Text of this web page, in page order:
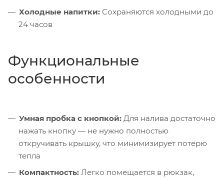
Холодные напитки: Сохраняются холодными до
24 часов
Функциональные
особенности
Умная пробка с кнопкой: Для налива достаточно
нажать кнопку — не нужно полностью
откручивать крышку, что минимизирует потерю
тепла
Компактность: Легко помещается в рюкзак,